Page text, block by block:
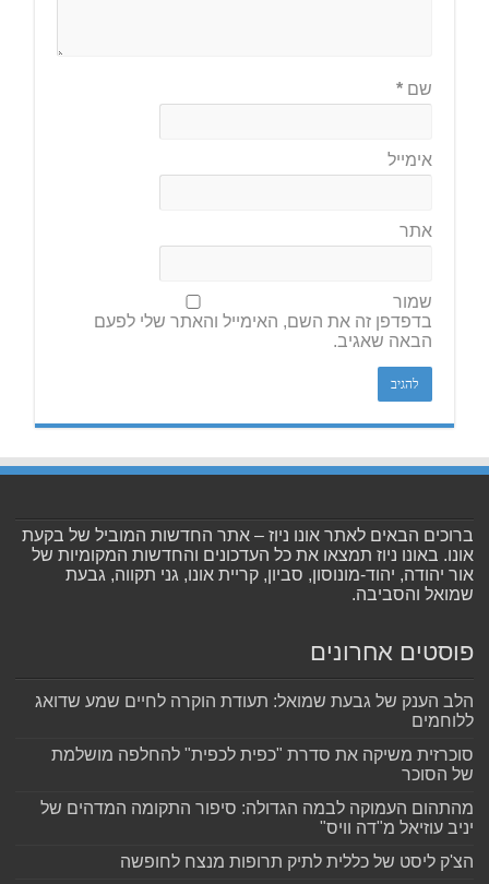
שם*
אימייל
אתר
שמור
בדפדפן זה את השם, האימייל והאתר שלי לפעם
הבאה שאגיב.
ברוכים הבאים לאתר אונו ניוז – אתר החדשות המוביל של בקעת
אונו. באונו ניוז תמצאו את כל העדכונים והחדשות המקומיות של
אור יהודה, יהוד-מונוסון, סביון, קריית אונו, גני תקווה, גבעת
שמואל והסביבה.
פוסטים אחרונים
הלב הענק של גבעת שמואל: תעודת הוקרה לחיים שמע שדואג
ללוחמים
סוכרזית משיקה את סדרת "כפית לכפית" להחלפה מושלמת
של הסוכר
מהתהום העמוקה לבמה הגדולה: סיפור התקומה המדהים של
יניב עוזיאל מ"דה וויס"
הצ'ק ליסט של כללית לתיק תרופות מנצח לחופשה